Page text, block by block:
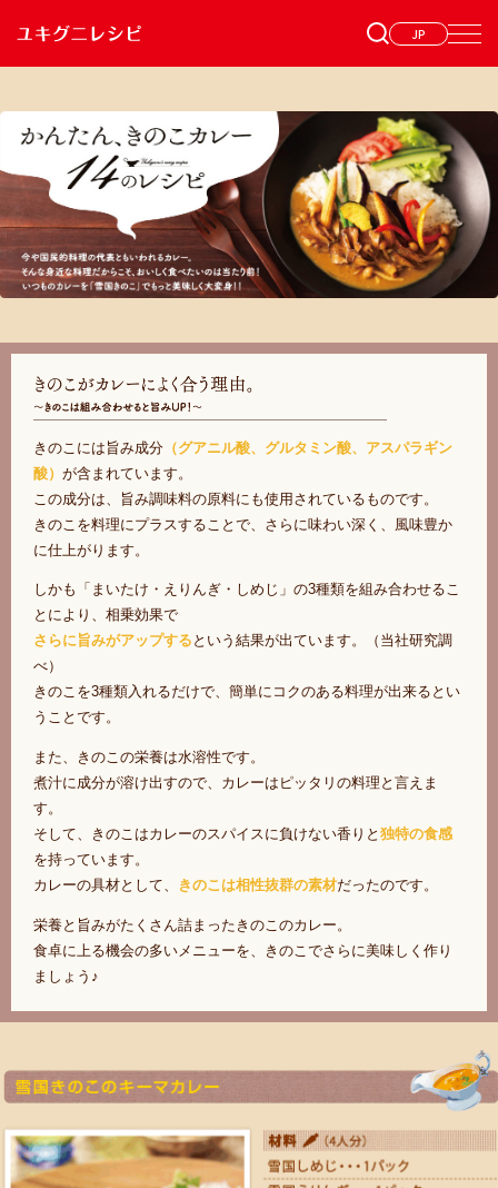
JP
きのこには旨み成分 （グアニル酸、グルタミン酸、アスパラギン
酸） が含まれています。
この成分は、旨み調味料の原料にも使用されているものです。
きのこを料理にプラスすることで、さらに味わい深く、風味豊か
に仕上がります。
しかも「まいたけ・えりんぎ・しめじ」の3種類を組み合わせるこ
とにより、相乗効果で
さらに旨みがアップする という結果が出ています。（当社研究調
べ）
きのこを3種類入れるだけで、簡単にコクのある料理が出来るとい
うことです。
また、きのこの栄養は水溶性です。
煮汁に成分が溶け出すので、カレーはピッタリの料理と言えま
す。
そして、きのこはカレーのスパイスに負けない香りと 独特の食感
を持っています。
カレーの具材として、
きのこは相性抜群の素材だったのです。
栄養と旨みがたくさん詰まったきのこのカレー。
食卓に上る機会の多いメニューを、きのこでさらに美味しく作り
ましょう♪